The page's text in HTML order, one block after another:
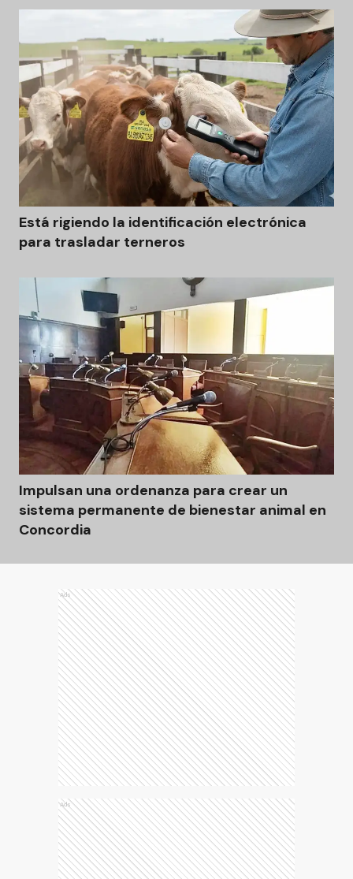
Está rigiendo la identificación electrónica
para trasladar terneros
Impulsan una ordenanza para crear un
sistema permanente de bienestar animal en
Concordia
Ads
Ads